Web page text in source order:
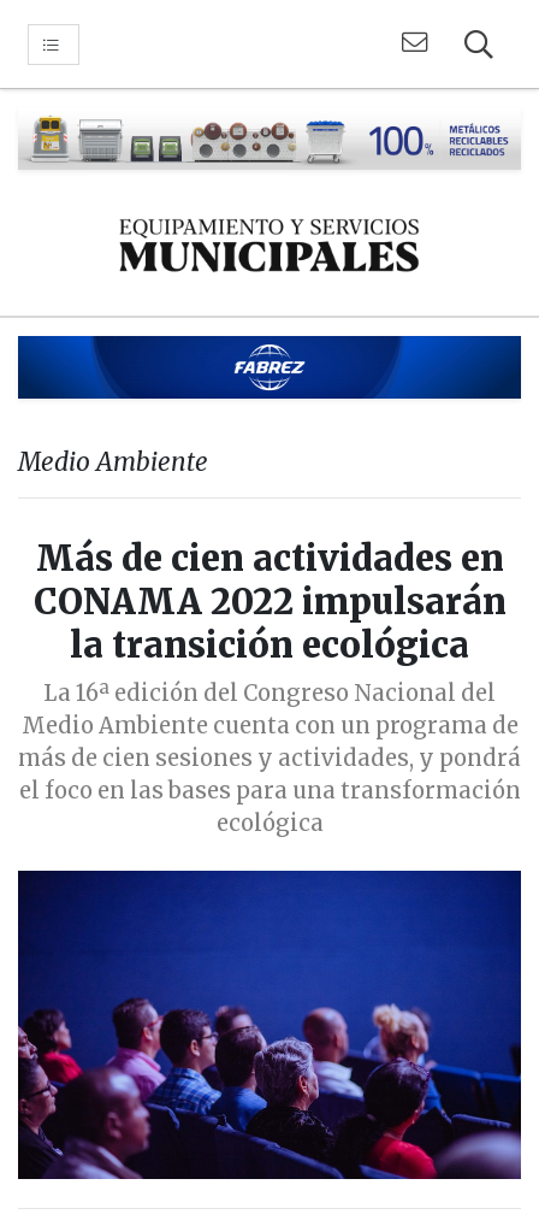
Medio Ambiente
Más de cien actividades en
CONAMA 2022 impulsarán
la transición ecológica
La 16ª edición del Congreso Nacional del
Medio Ambiente cuenta con un programa de
más de cien sesiones y actividades, y pondrá
el foco en las bases para una transformación
ecológica